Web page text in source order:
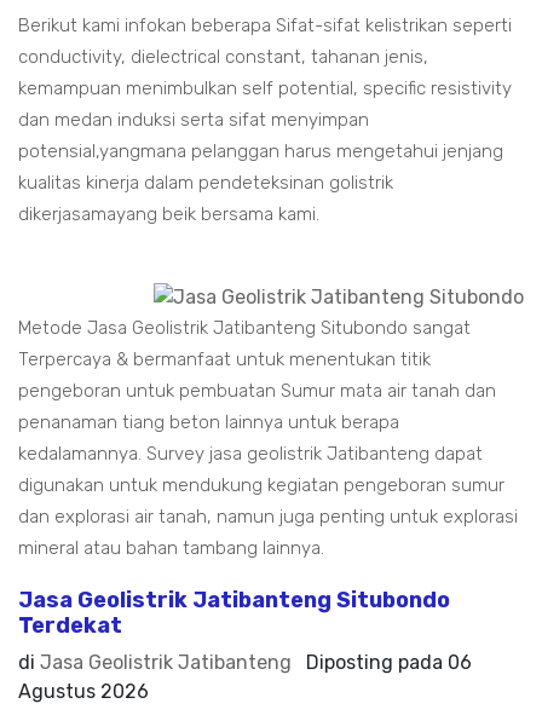
Berikut kami infokan beberapa Sifat-sifat kelistrikan seperti
conductivity, dielectrical constant, tahanan jenis,
kemampuan menimbulkan self potential, specific resistivity
dan medan induksi serta sifat menyimpan
potensial,yangmana pelanggan harus mengetahui jenjang
kualitas kinerja dalam pendeteksinan golistrik
dikerjasamayang beik bersama kami.
Metode Jasa Geolistrik Jatibanteng Situbondo sangat
Terpercaya & bermanfaat untuk menentukan titik
pengeboran untuk pembuatan Sumur mata air tanah dan
penanaman tiang beton lainnya untuk berapa
kedalamannya. Survey jasa geolistrik Jatibanteng dapat
digunakan untuk mendukung kegiatan pengeboran sumur
dan explorasi air tanah, namun juga penting untuk explorasi
mineral atau bahan tambang lainnya.
Jasa Geolistrik Jatibanteng Situbondo
Terdekat
di Jasa Geolistrik Jatibanteng Diposting pada 06
Agustus 2026